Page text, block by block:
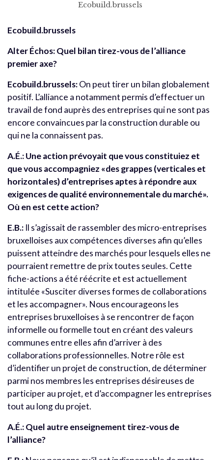
Ecobuild.brussels
Ecobuild.brussels
Alter Échos: Quel bilan tirez-vous de l’alliance
premier axe?
Ecobuild.brussels:On peut tirer un bilan globalement
positif. L’alliance a notamment permis d’effectuer un
travail de fond auprès des entreprises qui ne sont pas
encore convaincues par la construction durable ou
qui ne la connaissent pas.
A.É.: Une action prévoyait que vous constituiez et
que vous accompagniez «des grappes (verticales et
horizontales) d’entreprises aptes à répondre aux
exigences de qualité environnementale du marché».
Où en est cette action?
E.B.: Il s’agissait de rassembler des micro-entreprises
bruxelloises aux compétences diverses afin qu’elles
puissent atteindre des marchés pour lesquels elles ne
pourraient remettre de prix toutes seules. Cette
fiche-actions a été réécrite et est actuellement
intitulée «Susciter diverses formes de collaborations
et les accompagner». Nous encourageons les
entreprises bruxelloises à se rencontrer de façon
informelle ou formelle tout en créant des valeurs
communes entre elles afin d’arriver à des
collaborations professionnelles. Notre rôle est
d’identifier un projet de construction, de déterminer
parmi nos membres les entreprises désireuses de
participer au projet, et d’accompagner les entreprises
tout au long du projet.
A.É.: Quel autre enseignement tirez-vous de
l’alliance?